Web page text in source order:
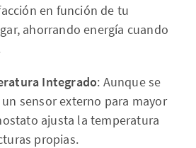
en función de tu
ahorrando energía cuando
Integrado: Aunque se
sensor externo para mayor
ajusta la temperatura
propias.